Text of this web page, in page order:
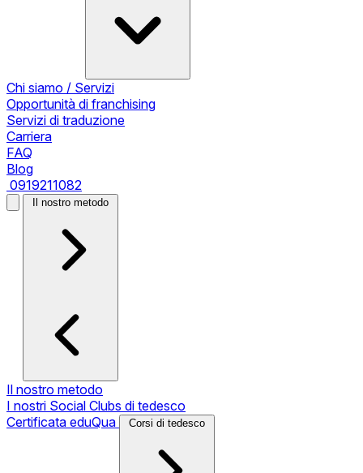
Chi siamo / Servizi
Opportunità di franchising
Servizi di traduzione
Carriera
FAQ
Blog
0919211082
Il nostro metodo
Il nostro metodo
I nostri Social Clubs di tedesco
Certificata eduQua
Corsi di tedesco